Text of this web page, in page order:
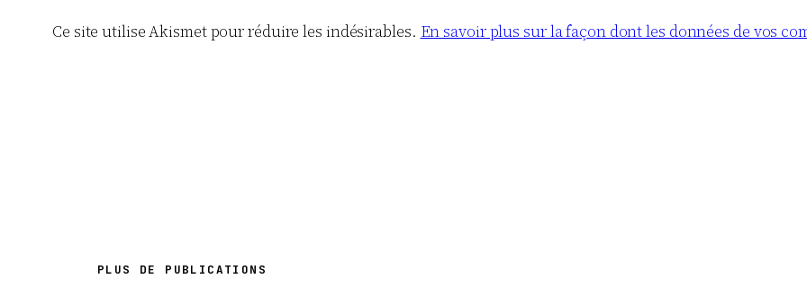
Ce site utilise Akismet pour réduire les indésirables. En savoir plus sur la façon dont les données de vos
PLUS DE PUBLICATIONS